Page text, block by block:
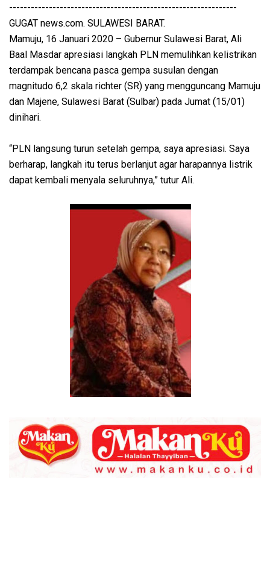
---------------------------------------------------------------
GUGAT news.com. SULAWESI BARAT.
Mamuju, 16 Januari 2020 – Gubernur Sulawesi Barat, Ali
Baal Masdar apresiasi langkah PLN memulihkan kelistrikan
terdampak bencana pasca gempa susulan dengan
magnitudo 6,2 skala richter (SR) yang mengguncang Mamuju
dan Majene, Sulawesi Barat (Sulbar) pada Jumat (15/01)
dinihari.
“PLN langsung turun setelah gempa, saya apresiasi. Saya
berharap, langkah itu terus berlanjut agar harapannya listrik
dapat kembali menyala seluruhnya,” tutur Ali.